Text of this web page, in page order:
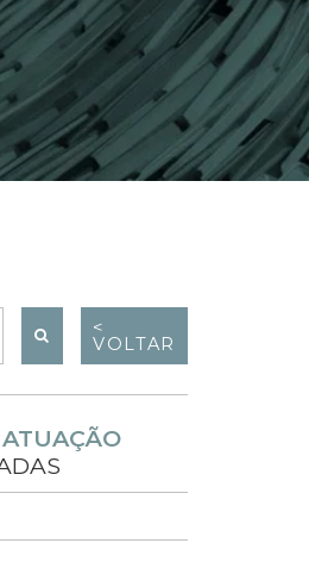
<
VOLTAR